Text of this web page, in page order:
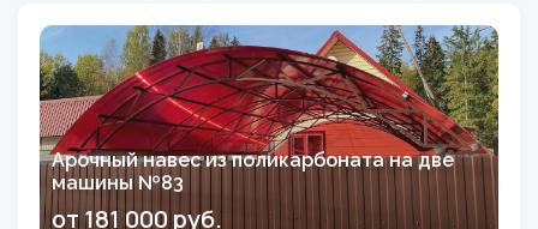
Арочный навес из поликарбоната на две
машины №83
от 181 000 руб.